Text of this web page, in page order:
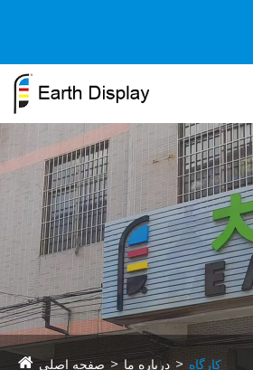
صفحه اصلی درباره ما کارگاه